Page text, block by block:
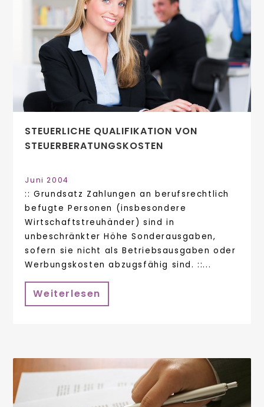
STEUERLICHE QUALIFIKATION VON
STEUERBERATUNGSKOSTEN
Juni 2004
:: Grundsatz Zahlungen an berufsrechtlich
befugte Personen (insbesondere
Wirtschaftstreuhänder) sind in
unbeschränkter Höhe Sonderausgaben,
sofern sie nicht als Betriebsausgaben oder
Werbungskosten abzugsfähig sind. ::...
Weiterlesen